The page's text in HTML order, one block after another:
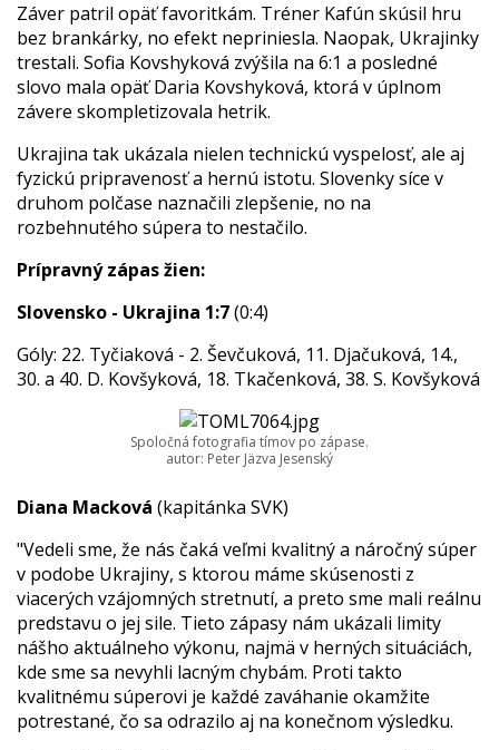
Záver patril opäť favoritkám. Tréner Kafún skúsil hru
bez brankárky, no efekt nepriniesla. Naopak, Ukrajinky
trestali. Sofia Kovshyková zvýšila na 6:1 a posledné
slovo mala opäť Daria Kovshyková, ktorá v úplnom
závere skompletizovala hetrik.
Ukrajina tak ukázala nielen technickú vyspelosť, ale aj
fyzickú pripravenosť a hernú istotu. Slovenky síce v
druhom polčase naznačili zlepšenie, no na
rozbehnutého súpera to nestačilo.
Prípravný zápas žien:
Slovensko - Ukrajina 1:7(0:4)
Góly: 22. Tyčiaková - 2. Ševčuková, 11. Djačuková, 14.,
30. a 40. D. Kovšyková, 18. Tkačenková, 38. S. Kovšyková
Spoločná fotografia tímov po zápase.
autor: Peter Jäzva Jesenský
Diana Macková (kapitánka SVK)
"Vedeli sme, že nás čaká veľmi kvalitný a náročný súper
v podobe Ukrajiny, s ktorou máme skúsenosti z
viacerých vzájomných stretnutí, a preto sme mali reálnu
predstavu o jej sile. Tieto zápasy nám ukázali limity
nášho aktuálneho výkonu, najmä v herných situáciách,
kde sme sa nevyhli lacným chybám. Proti takto
kvalitnému súperovi je každé zaváhanie okamžite
potrestané, čo sa odrazilo aj na konečnom výsledku.